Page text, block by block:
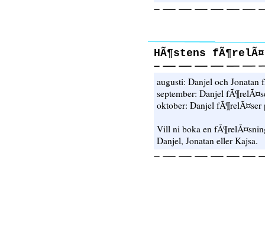
HÃ¶stens
augusti: Danjel och
september: Danjel
oktober: Danjel
Vill ni boka en
Danjel, Jonatan eller Kajsa.